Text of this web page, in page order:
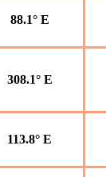
88.1° E
308.1° E
113.8° E